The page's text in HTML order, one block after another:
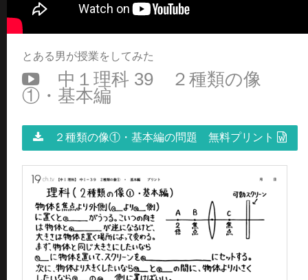
とある男が授業をしてみた
中１理科 39 ２種類の像
①・基本編
２種類の像①・基本編の問題 無料プリント